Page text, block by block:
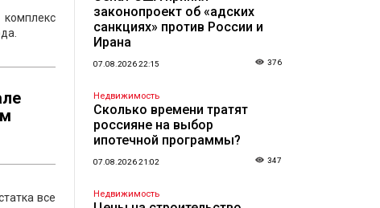
все
законопроект об «адских
санкциях» против России и
Ирана
07.08.2026 22:15 376
Недвижимость
Сколько времени тратят
россияне на выбор
ипотечной программы?
07.08.2026 21:02 347
Недвижимость